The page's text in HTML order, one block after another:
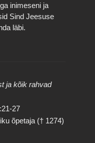
inimeseni ja
Sind Jeesuse
läbi.
ja kõik rahvad
27
õpetaja († 1274)